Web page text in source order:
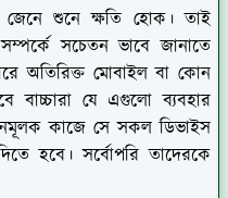
শুনে ক্ষতি হোক। তাই
সচেতন ভাবে জানাতে
অতিরিক্ত মোবাইল বা কোন
বাচ্চারা যে এগুলো ব্যবহার
কাজে সে সকল ডিভাইস
হবে। সর্বোপরি তাদেরকে